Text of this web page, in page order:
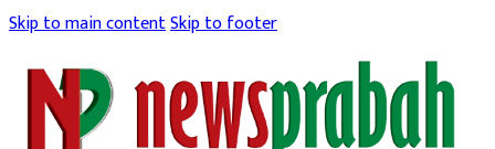
Skip to main contentSkip to footer